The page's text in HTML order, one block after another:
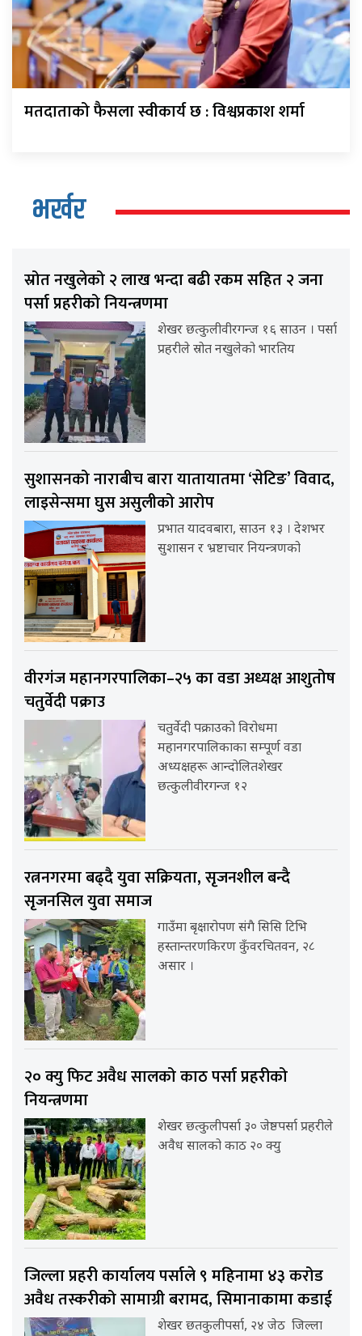
मतदाताको फैसला स्वीकार्य छ : विश्वप्रकाश शर्मा
भर्खर
स्रोत नखुलेको २ लाख भन्दा बढी रकम सहित २ जना
पर्सा प्रहरीको नियन्त्रणमा
शेखर छत्कुलीवीरगन्ज १६ साउन । पर्सा
प्रहरीले स्रोत नखुलेको भारतिय
सुशासनको नाराबीच बारा यातायातमा ‘सेटिङ’ विवाद,
लाइसेन्समा घुस असुलीको आरोप
प्रभात यादवबारा, साउन १३ । देशभर
सुशासन र भ्रष्टाचार नियन्त्रणको
वीरगंज महानगरपालिका–२५ का वडा अध्यक्ष आशुतोष
चतुर्वेदी पक्राउ
चतुर्वेदी पक्राउको विरोधमा
महानगरपालिकाका सम्पूर्ण वडा
अध्यक्षहरू आन्दोलितशेखर
छत्कुलीवीरगन्ज १२
रत्ननगरमा बढ्दै युवा सक्रियता, सृजनशील बन्दै
सृजनसिल युवा समाज
गाउँमा बृक्षारोपण संगै सिसि टिभि
हस्तान्तरणकिरण कुँवरचितवन, २८
असार ।
२० क्यु फिट अवैध सालको काठ पर्सा प्रहरीको
नियन्त्रणमा
शेखर छत्कुलीपर्सा ३० जेष्ठपर्सा प्रहरीले
अवैध सालको काठ २० क्यु
जिल्ला प्रहरी कार्यालय पर्साले ९ महिनामा ४३ करोड
अवैध तस्करीको सामाग्री बरामद, सिमानाकामा कडाई
शेखर छतकुलीपर्सा, २४ जेठ जिल्ला